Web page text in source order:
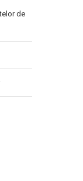
de